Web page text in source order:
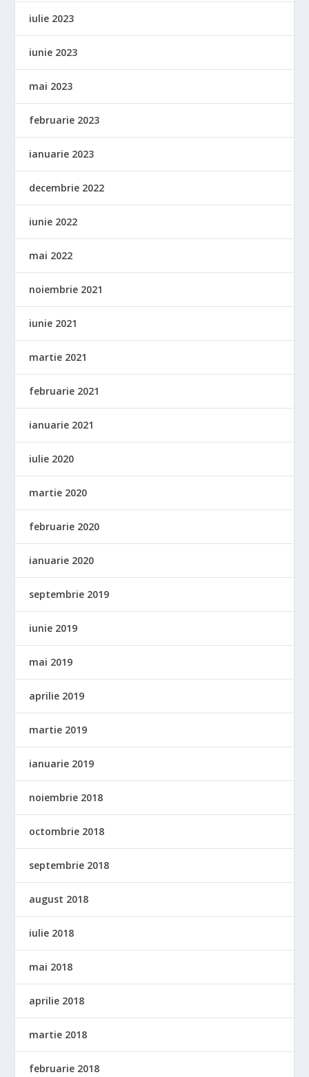
iulie 2023
iunie 2023
mai 2023
februarie 2023
ianuarie 2023
decembrie 2022
iunie 2022
mai 2022
noiembrie 2021
iunie 2021
martie 2021
februarie 2021
ianuarie 2021
iulie 2020
martie 2020
februarie 2020
ianuarie 2020
septembrie 2019
iunie 2019
mai 2019
aprilie 2019
martie 2019
ianuarie 2019
noiembrie 2018
octombrie 2018
septembrie 2018
august 2018
iulie 2018
mai 2018
aprilie 2018
martie 2018
februarie 2018